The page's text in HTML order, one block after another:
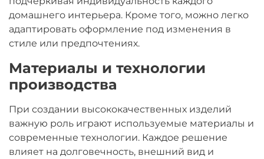
домашнего интерьера. Кроме того, можно легко
адаптировать оформление под изменения в
стиле или предпочтениях.
Материалы и технологии
производства
При создании высококачественных изделий
важную роль играют используемые материалы и
современные технологии. Каждое решение
влияет на долговечность, внешний вид и